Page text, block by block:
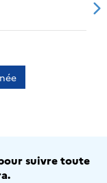
suivre toute